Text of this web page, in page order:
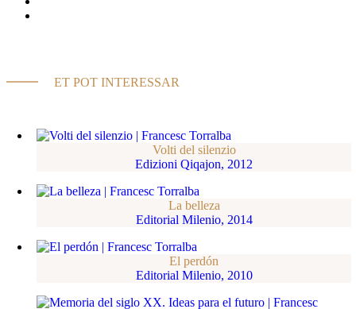
ET POT INTERESSAR
Volti del silenzio
Edizioni Qiqajon, 2012
La belleza
Editorial Milenio, 2014
El perdón
Editorial Milenio, 2010